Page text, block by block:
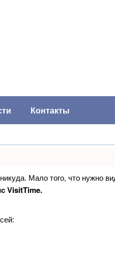
Контакты
Мало того, что нужно
VisitTime.